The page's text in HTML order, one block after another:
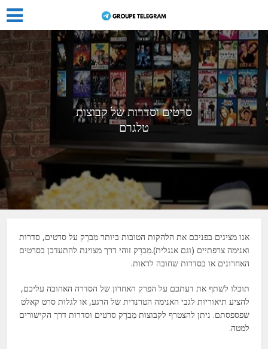
סרטים וסדרות של קבוצות
טלגרם
אנו מציגים בפניכם את הלהקות הטובות ביותרמִברָק על סרטים, סדרות
ואנימה צרפתיים (וגם אנגלית).מִברָק זוהי דרך מצוינת להתעדכן בסרטים
האחרונים או בסדרות שחובה לראות.
תוכלו לשתף את דעתכם על הפרק האחרון של הסדרה האהובה עליכם,
להציע תיאוריות לגבי האנימה הטרנדית של הרגע, או לגלות סרט קאלט
שפספסתם. ניתן להצטרף לקבוצותמִברָק סרטים וסדרות דרך הקישורים
למטה.